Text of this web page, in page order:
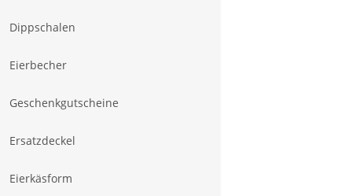
Dippschalen
Eierbecher
Geschenkgutscheine
Ersatzdeckel
Eierkäsform